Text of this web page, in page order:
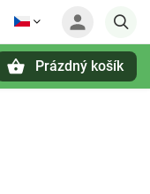
Prázdný košík